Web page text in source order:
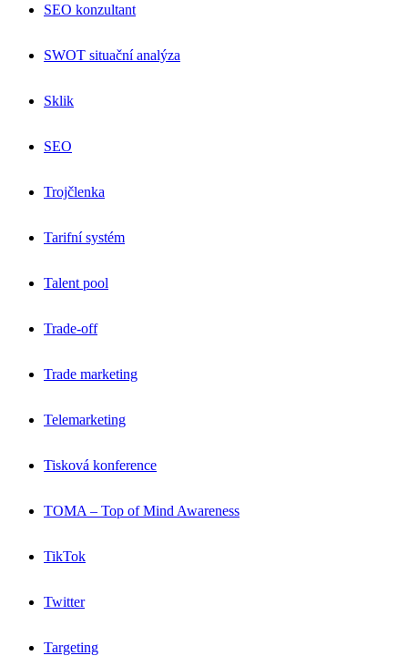
SEO konzultant
SWOT situační analýza
Sklik
SEO
Trojčlenka
Tarifní systém
Talent pool
Trade-off
Trade marketing
Telemarketing
Tisková konference
TOMA – Top of Mind Awareness
TikTok
Twitter
Targeting